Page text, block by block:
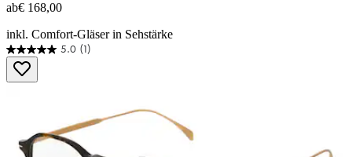
ab€ 168,00
inkl. Comfort-Gläser in Sehstärke
5.0 (1)
5.0
von
5
Bewertung